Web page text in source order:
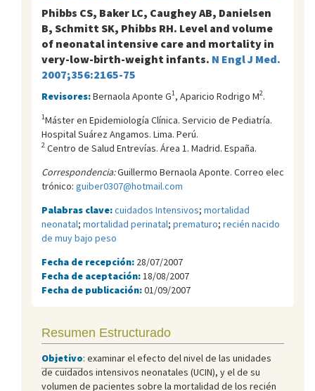
Phibbs CS, Baker LC, Caughey AB, Danielsen
B, Schmitt SK, Phibbs RH. Level and volume
of neonatal intensive care and mortality in
very-low-birth-weight infants. N Engl J Med.
2007;356:2165-75
Revisores:Bernaola Aponte G1, Aparicio Rodrigo M2.
1Máster en Epidemiología Clínica. Servicio de Pediatría.
Hospital Suárez Angamos. Lima. Perú.
2 Centro de Salud Entreví­as. Área 1. Madrid. España.
Correspondencia:Guillermo Bernaola Aponte. Correo elec
trónico: guiber0307@hotmail.com
Palabras clave:cuidados Intensivos; mortalidad
neonatal; mortalidad perinatal; prematuro; recién nacido
de muy bajo peso
Fecha de recepción: 28/07/2007
Fecha de aceptación: 18/08/2007
Fecha de publicación:01/09/2007
Resumen Estructurado
Objetivo: examinar el efecto del nivel de las unidades
de cuidados intensivos neonatales (UCIN), y el de su
volumen de pacientes sobre la mortalidad de los recién